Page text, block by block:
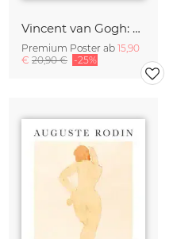
Vincent van Gogh: Mandelblüte - Ausstellungsposter
Premium Poster ab 15,90
€ 20,90 € -25%